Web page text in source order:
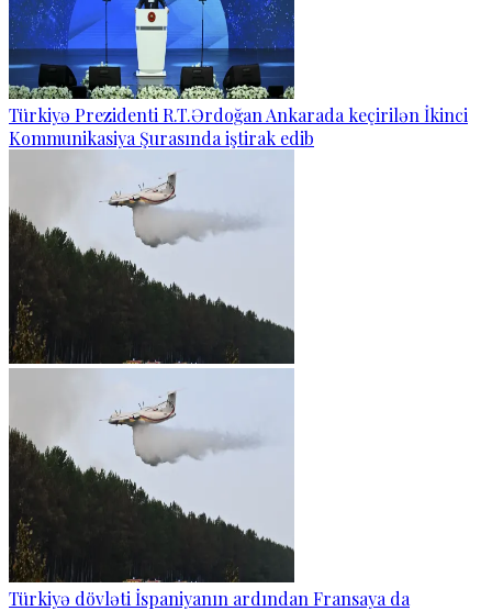
Türkiyə Prezidenti R.T.Ərdoğan Ankarada keçirilən İkinci
Kommunikasiya Şurasında iştirak edib
Türkiyə dövləti İspaniyanın ardından Fransaya da